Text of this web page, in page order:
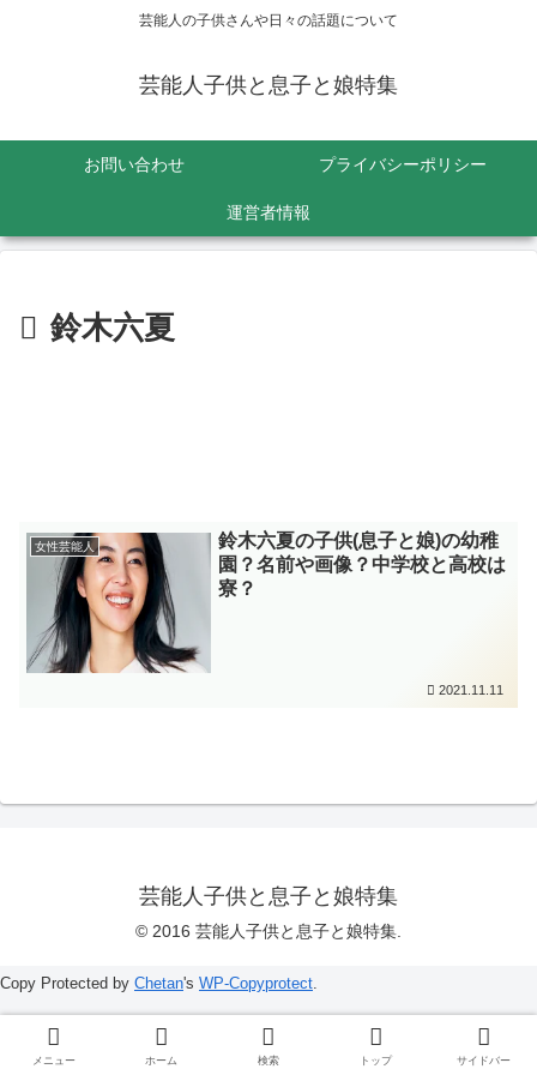
芸能人の子供さんや日々の話題について
芸能人子供と息子と娘特集
お問い合わせ プライバシーポリシー
運営者情報
鈴木六夏
女性芸能人
鈴木六夏の子供(息子と娘)の幼稚
園？名前や画像？中学校と高校は
寮？
2021.11.11
芸能人子供と息子と娘特集
© 2016 芸能人子供と息子と娘特集.
メニュー ホーム 検索 トップ サイドバー
Copy Protected by Chetan's WP-Copyprotect